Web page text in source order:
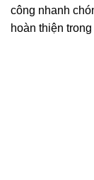
công nhanh
hoàn thiện